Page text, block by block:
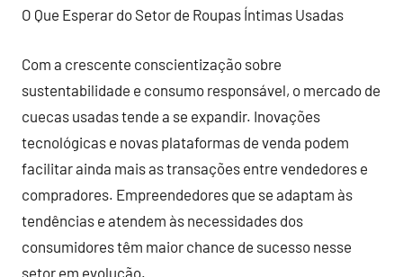
O Que Esperar do Setor de Roupas Íntimas Usadas
Com a crescente conscientização sobre
sustentabilidade e consumo responsável, o mercado de
cuecas usadas tende a se expandir. Inovações
tecnológicas e novas plataformas de venda podem
facilitar ainda mais as transações entre vendedores e
compradores. Empreendedores que se adaptam às
tendências e atendem às necessidades dos
consumidores têm maior chance de sucesso nesse
setor em evolução.